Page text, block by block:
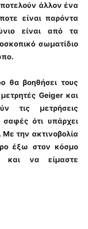
άλλον ένα
είναι παρόντα
είναι από τα
σωματίδιο
θα βοηθήσει τους
Geiger και
τις μετρήσεις
σαφές ότι υπάρχει
την ακτινοβολία
έξω στον κόσμο
και να είμαστε